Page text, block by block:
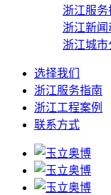
浙江服务
浙江新闻
浙江城市
选择我们
浙江服务指南
浙江工程案例
联系方式